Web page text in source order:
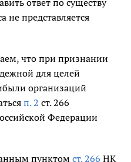
не представляется
что при признании
для целей
организаций
п. 2 ст. 266
Федерации
пунктом ст. 266 НК